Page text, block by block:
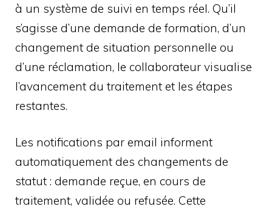
à un système de suivi en temps réel. Qu’il
s’agisse d’une demande de formation, d’un
changement de situation personnelle ou
d’une réclamation, le collaborateur visualise
l’avancement du traitement et les étapes
restantes.
Les notifications par email informent
automatiquement des changements de
statut : demande reçue, en cours de
traitement, validée ou refusée. Cette